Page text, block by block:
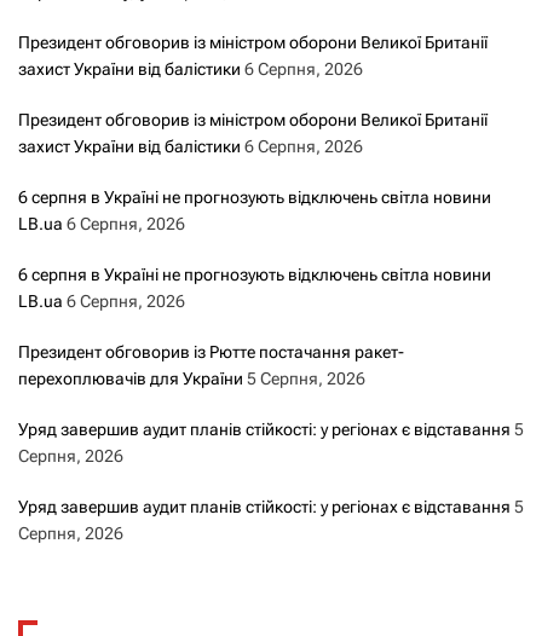
Президент обговорив із міністром оборони Великої Британії
захист України від балістики 6 Серпня, 2026
Президент обговорив із міністром оборони Великої Британії
захист України від балістики 6 Серпня, 2026
6 серпня в Україні не прогнозують відключень світла новини
LB.ua 6 Серпня, 2026
6 серпня в Україні не прогнозують відключень світла новини
LB.ua 6 Серпня, 2026
Президент обговорив із Рютте постачання ракет-
перехоплювачів для України 5 Серпня, 2026
Уряд завершив аудит планів стійкості: у регіонах є відставання 5
Серпня, 2026
Уряд завершив аудит планів стійкості: у регіонах є відставання 5
Серпня, 2026